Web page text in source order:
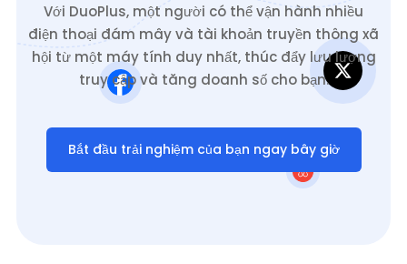
Với DuoPlus, một người có thể vận hành nhiều
điện thoại đám mây và tài khoản truyền thông xã
hội từ một máy tính duy nhất, thúc đẩy lưu lượng
truy cập và tăng doanh số cho bạn.
Bắt đầu trải nghiệm của bạn ngay bây giờ